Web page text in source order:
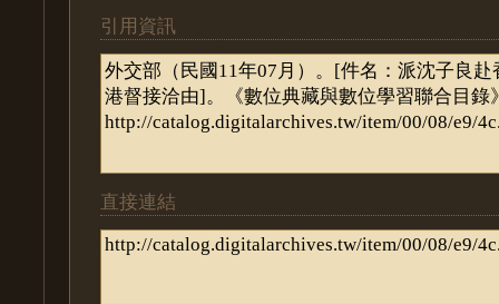
引用資訊
直接連結